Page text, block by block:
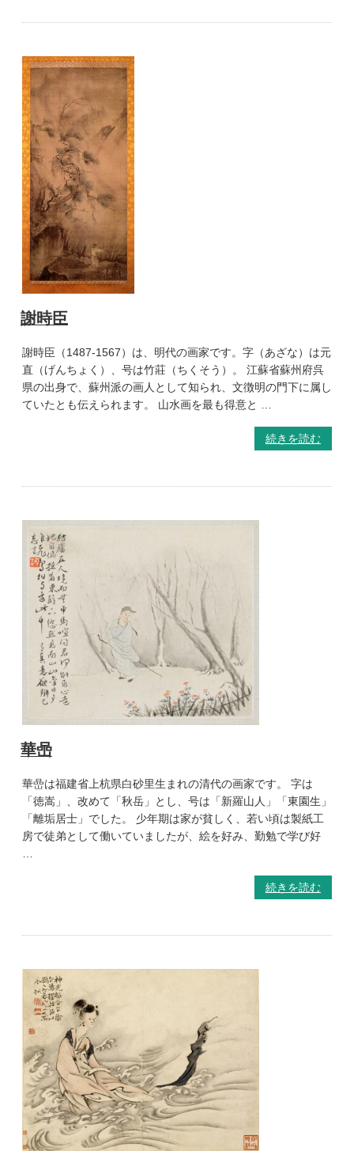
謝時臣
謝時臣（1487-1567）は、明代の画家です。字（あざな）は元
直（げんちょく）、号は竹莊（ちくそう）。 江蘇省蘇州府呉
県の出身で、蘇州派の画人として知られ、文徴明の門下に属し
ていたとも伝えられます。 山水画を最も得意と …
続きを読む
華喦
華嵒は福建省上杭県白砂里生まれの清代の画家です。 字は
「徳嵩」、改めて「秋岳」とし、号は「新羅山人」「東園生」
「離垢居士」でした。 少年期は家が貧しく、若い頃は製紙工
房で徒弟として働いていましたが、絵を好み、勤勉で学び好
続きを読む